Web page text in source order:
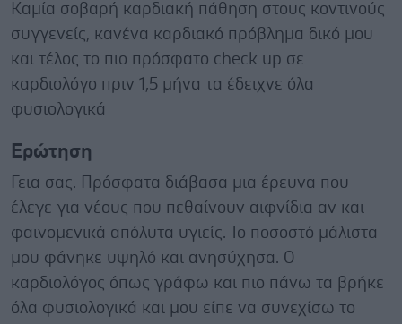
Καμία σοβαρή καρδιακή πάθηση στους κοντινούς
συγγενείς, κανένα καρδιακό πρόβλημα δικό μου
και τέλος το πιο πρόσφατο check up σε
καρδιολόγο πριν 1,5 μήνα τα έδειχνε όλα
φυσιολογικά
Ερώτηση
Γεια σας. Πρόσφατα διάβασα μια έρευνα που
έλεγε για νέους που πεθαίνουν αιφνίδια αν και
φαινομενικά απόλυτα υγιείς. Το ποσοστό μάλιστα
μου φάνηκε υψηλό και ανησύχησα. Ο
καρδιολόγος όπως γράφω και πιο πάνω τα βρήκε
όλα φυσιολογικά και μου είπε να συνεχίσω το